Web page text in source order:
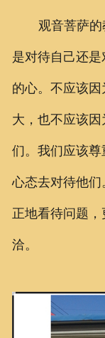
观音菩萨
是对待自己还
的心。不应该
大，也不应该
们。我们应该
心态去对待他
正地看待问题
洽。